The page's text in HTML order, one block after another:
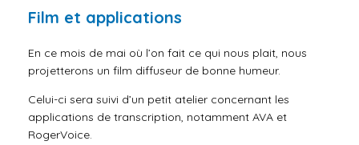
Film et applications
En ce mois de mai où l’on fait ce qui nous plait, nous
projetterons un film diffuseur de bonne humeur.
Celui-ci sera suivi d’un petit atelier concernant les
applications de transcription, notamment AVA et
RogerVoice.